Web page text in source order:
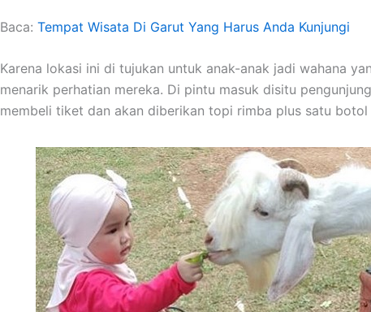
Baca: Tempat Wisata Di Garut Yang Harus Anda Kunjungi
Karena lokasi ini di tujukan untuk anak-anak jadi wahana
menarik perhatian mereka. Di pintu masuk disitu
membeli tiket dan akan diberikan topi rimba plus satu